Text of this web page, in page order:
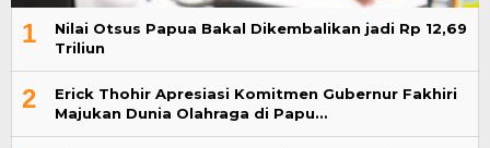
1
Nilai Otsus Papua Bakal Dikembalikan jadi Rp 12,69
Triliun
2
Erick Thohir Apresiasi Komitmen Gubernur Fakhiri
Majukan Dunia Olahraga di Papu…